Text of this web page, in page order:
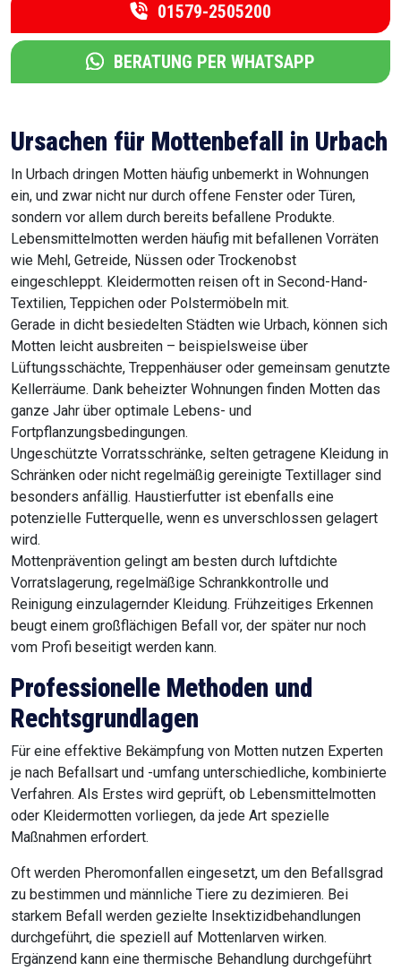
01579-2505200
BERATUNG PER WHATSAPP
Ursachen für Mottenbefall in Urbach
In Urbach dringen Motten häufig unbemerkt in Wohnungen
ein, und zwar nicht nur durch offene Fenster oder Türen,
sondern vor allem durch bereits befallene Produkte.
Lebensmittelmotten werden häufig mit befallenen Vorräten
wie Mehl, Getreide, Nüssen oder Trockenobst
eingeschleppt. Kleidermotten reisen oft in Second-Hand-
Textilien, Teppichen oder Polstermöbeln mit.
Gerade in dicht besiedelten Städten wie Urbach, können sich
Motten leicht ausbreiten – beispielsweise über
Lüftungsschächte, Treppenhäuser oder gemeinsam genutzte
Kellerräume. Dank beheizter Wohnungen finden Motten das
ganze Jahr über optimale Lebens- und
Fortpflanzungsbedingungen.
Ungeschützte Vorratsschränke, selten getragene Kleidung in
Schränken oder nicht regelmäßig gereinigte Textillager sind
besonders anfällig. Haustierfutter ist ebenfalls eine
potenzielle Futterquelle, wenn es unverschlossen gelagert
wird.
Mottenprävention gelingt am besten durch luftdichte
Vorratslagerung, regelmäßige Schrankkontrolle und
Reinigung einzulagernder Kleidung. Frühzeitiges Erkennen
beugt einem großflächigen Befall vor, der später nur noch
vom Profi beseitigt werden kann.
Professionelle Methoden und
Rechtsgrundlagen
Für eine effektive Bekämpfung von Motten nutzen Experten
je nach Befallsart und -umfang unterschiedliche, kombinierte
Verfahren. Als Erstes wird geprüft, ob Lebensmittelmotten
oder Kleidermotten vorliegen, da jede Art spezielle
Maßnahmen erfordert.
Oft werden Pheromonfallen eingesetzt, um den Befallsgrad
zu bestimmen und männliche Tiere zu dezimieren. Bei
starkem Befall werden gezielte Insektizidbehandlungen
durchgeführt, die speziell auf Mottenlarven wirken.
Ergänzend kann eine thermische Behandlung durchgeführt